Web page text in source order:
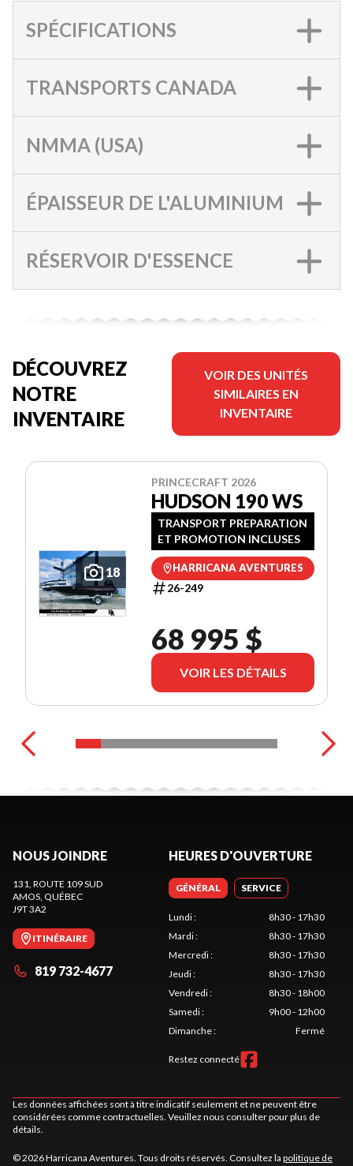
SPÉCIFICATIONS
TRANSPORTS CANADA
NMMA (USA)
ÉPAISSEUR DE L'ALUMINIUM
RÉSERVOIR D'ESSENCE
DÉCOUVREZ
NOTRE
INVENTAIRE
VOIR DES UNITÉS
SIMILAIRES EN
INVENTAIRE
18
PRINCECRAFT 2026
HUDSON 190 WS
TRANSPORT PREPARATION
ET PROMOTION INCLUSES
HARRICANA AVENTURES
26-249
68 995 $
VOIR LES DÉTAILS
NOUS JOINDRE
131, ROUTE 109 SUD
AMOS, QUÉBEC
J9T 3A2
ITINÉRAIRE
819 732-4677
HEURES D'OUVERTURE
GÉNÉRAL SERVICE
Lundi:
8h30 - 17h30
Mardi:
8h30 - 17h30
Mercredi:
8h30 - 17h30
Jeudi:
8h30 - 17h30
Vendredi:
8h30 - 18h00
Samedi:
9h00 - 12h00
Dimanche: Fermé
Restez connecté
Les données affichées sont à titre indicatif seulement et ne peuvent être
considérées comme contractuelles. Veuillez nous consulter pour plus de
détails.
© 2026 Harricana Aventures. Tous droits réservés. Consultez la politique de